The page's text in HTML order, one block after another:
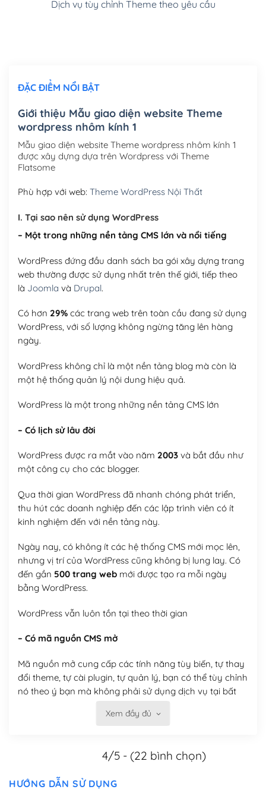
Cài đặt SMTP Mail cho site Wordpress(+100,000₫)
Mua thêm Host + Tên miền
Tên miền quốc tế .com .net .org (1 năm)
Tên miền Việt Nam .vn (1 năm)
Hosting 2GB SSD (1 năm)(+450,000₫)
Hosting 8GB SSD (1 năm) (+950,000₫)
Dịch vụ tùy chỉnh Theme theo yêu cầu
ĐẶC ĐIỂM NỔI BẬT
Giới thiệu Mẫu giao diện website Theme
wordpress nhôm kính 1
Mẫu giao diện website Theme wordpress nhôm kính 1
được xây dựng dựa trên Wordpress với Theme
Flatsome
Phù hợp với web: Theme WordPress Nội Thất
I. Tại sao nên sử dụng WordPress
– Một trong những nền tảng CMS lớn và nổi tiếng
WordPress đứng đầu danh sách ba gói xây dựng trang
web thường được sử dụng nhất trên thế giới, tiếp theo
là Joomla và Drupal.
Có hơn 29%các trang web trên toàn cầu đang sử dụng
WordPress, với số lượng không ngừng tăng lên hàng
ngày.
WordPress không chỉ là một nền tảng blog mà còn là
một hệ thống quản lý nội dung hiệu quả.
WordPress là một trong những nền tảng CMS lớn
– Có lịch sử lâu đời
WordPress được ra mắt vào năm 2003và bắt đầu như
một công cụ cho các blogger.
Qua thời gian WordPress đã nhanh chóng phát triển,
thu hút các doanh nghiệp đến các lập trình viên có ít
kinh nghiệm đến với nền tảng này.
Ngày nay, có không ít các hệ thống CMS mới mọc lên,
nhưng vị trí của WordPress cũng không bị lung lay. Có
đến gần 500 trang webmới được tạo ra mỗi ngày
bằng WordPress.
WordPress vẫn luôn tồn tại theo thời gian
– Có mã nguồn CMS mở
Mã nguồn mở cung cấp các tính năng tùy biến, tự thay
đổi theme, tự cài plugin, tự quản lý, bạn có thể tùy chỉnh
nó theo ý bạn mà không phải sử dụng dịch vụ tại bất
Xem đầy đủ
4/5 - (22 bình chọn)
HƯỚNG DẪN SỬ DỤNG